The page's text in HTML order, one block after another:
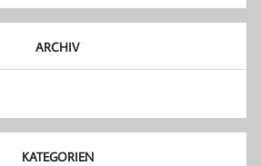
ARCHIV
KATEGORIEN